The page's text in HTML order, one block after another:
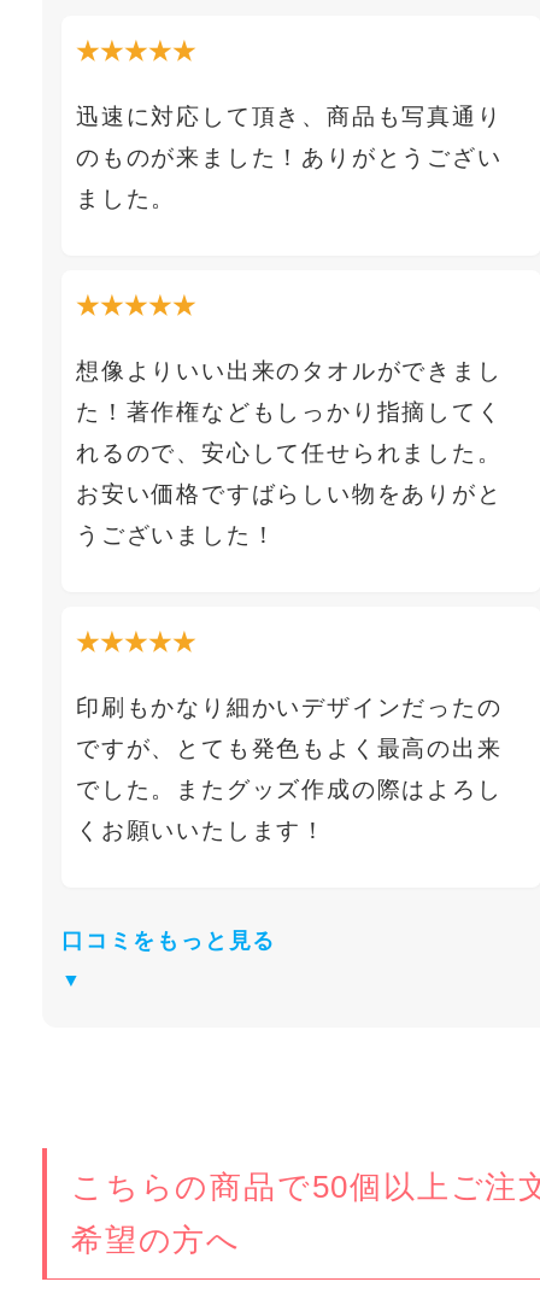
★★★★★
迅速に対応して頂き、商品も写真通り
のものが来ました！ありがとうござい
ました。
★★★★★
想像よりいい出来のタオルができまし
た！著作権などもしっかり指摘してく
れるので、安心して任せられました。
お安い価格ですばらしい物をありがと
うございました！
★★★★★
印刷もかなり細かいデザインだったの
ですが、とても発色もよく最高の出来
でした。またグッズ作成の際はよろし
くお願いいたします！
口コミをもっと見る
こちらの商品で50個以上ご注
希望の方へ